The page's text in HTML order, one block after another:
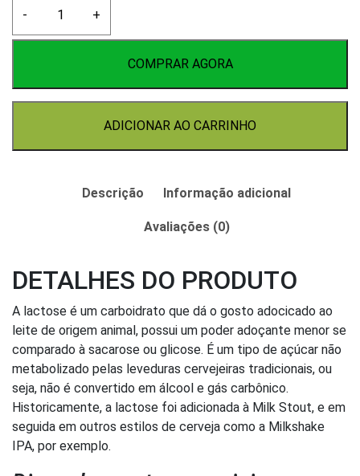
-
100G
quantidade
+
COMPRAR AGORA
ADICIONAR AO CARRINHO
Descrição Informação adicional
Avaliações (0)
DETALHES DO PRODUTO
A lactose é um carboidrato que dá o gosto adocicado ao
leite de origem animal, possui um poder adoçante menor se
comparado à sacarose ou glicose. É um tipo de açúcar não
metabolizado pelas leveduras cervejeiras tradicionais, ou
seja, não é convertido em álcool e gás carbônico.
Historicamente, a lactose foi adicionada à Milk Stout, e em
seguida em outros estilos de cerveja como a Milkshake
IPA, por exemplo.